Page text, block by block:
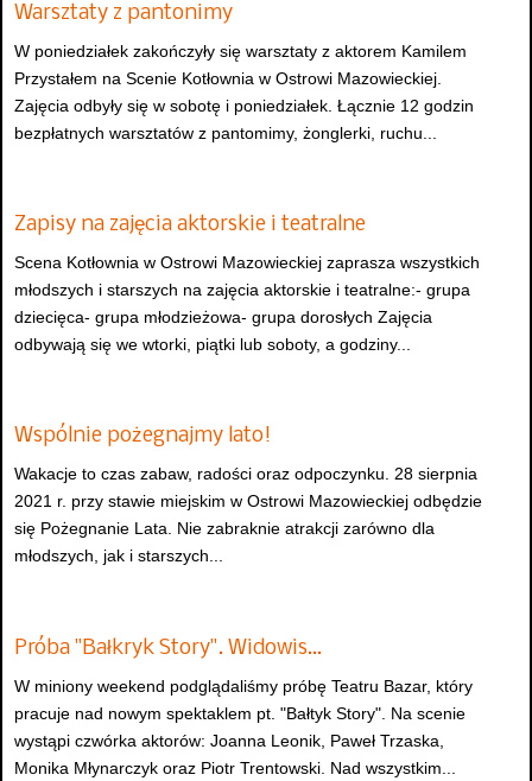
Warsztaty z pantonimy
W poniedziałek zakończyły się warsztaty z aktorem Kamilem
Przystałem na Scenie Kotłownia w Ostrowi Mazowieckiej.
Zajęcia odbyły się w sobotę i poniedziałek. Łącznie 12 godzin
bezpłatnych warsztatów z pantomimy, żonglerki, ruchu...
Zapisy na zajęcia aktorskie i teatralne
Scena Kotłownia w Ostrowi Mazowieckiej zaprasza wszystkich
młodszych i starszych na zajęcia aktorskie i teatralne:- grupa
dziecięca- grupa młodzieżowa- grupa dorosłych Zajęcia
odbywają się we wtorki, piątki lub soboty, a godziny...
Wspólnie pożegnajmy lato!
Wakacje to czas zabaw, radości oraz odpoczynku. 28 sierpnia
2021 r. przy stawie miejskim w Ostrowi Mazowieckiej odbędzie
się Pożegnanie Lata. Nie zabraknie atrakcji zarówno dla
młodszych, jak i starszych...
Próba "Bałkryk Story". Widowis…
W miniony weekend podglądaliśmy próbę Teatru Bazar, który
pracuje nad nowym spektaklem pt. "Bałtyk Story". Na scenie
wystąpi czwórka aktorów: Joanna Leonik, Paweł Trzaska,
Monika Młynarczyk oraz Piotr Trentowski. Nad wszystkim...